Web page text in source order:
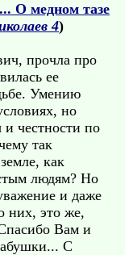
О медном тазе
4)
прочла про
ее
Умению
но
и честности по
так
как
людям? Но
и даже
них, это же,
Вам и
С